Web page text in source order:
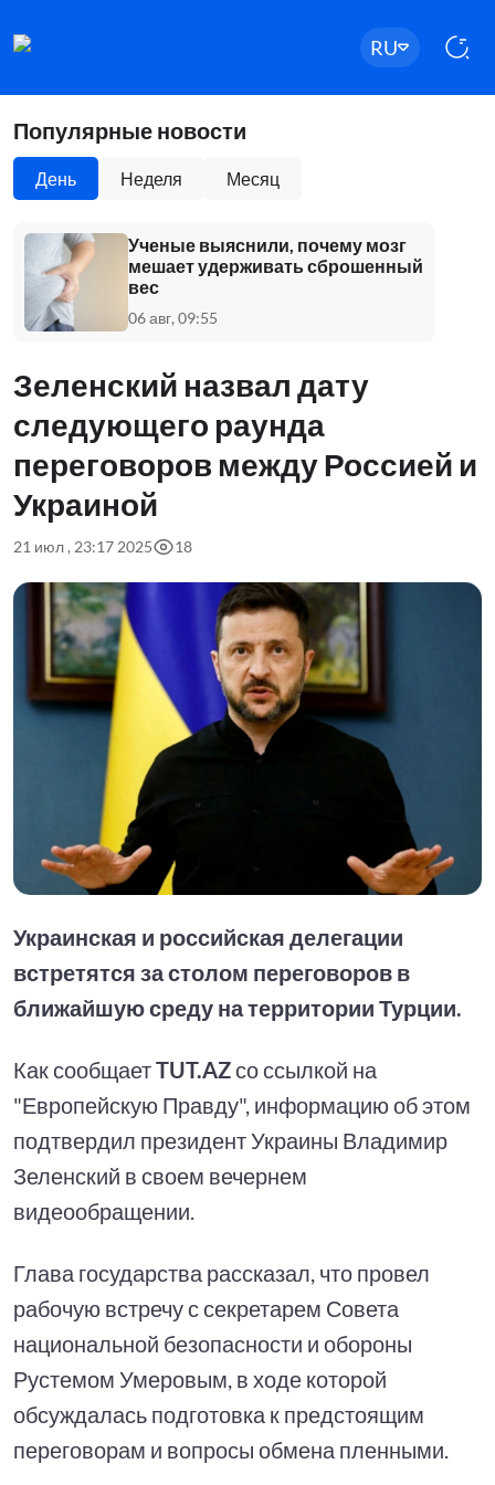
RU
Популярные новости
День Неделя Месяц
Ученые выяснили, почему мозг
мешает удерживать сброшенный
вес
06 авг, 09:55
Зеленский назвал дату
следующего раунда
переговоров между Россией и
Украиной
21 июл , 23:17 2025 18
Украинская и российская делегации
встретятся за столом переговоров в
ближайшую среду на территории Турции.
Как сообщаетTUT.AZсо ссылкой на
"Европейскую Правду", информацию об этом
подтвердил президент Украины Владимир
Зеленский в своем вечернем
видеообращении.
Глава государства рассказал, что провел
рабочую встречу с секретарем Совета
национальной безопасности и обороны
Рустемом Умеровым, в ходе которой
обсуждалась подготовка к предстоящим
переговорам и вопросы обмена пленными.